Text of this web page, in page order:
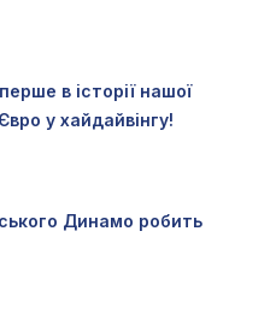
в історії нашої
у хайдайвінгу!
Динамо робить